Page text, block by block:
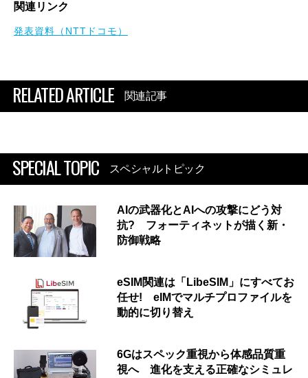
関連リンク
発表資料（NTTドコモ）
RELATED ARTICLE 関連記事
SPECIAL TOPIC スペシャルトピック
AIの武器化とAIへの攻撃にどう対
抗? フォーティネットが描く新・
防御戦略
eSIM関連は「LibeSIM」にすべてお
任せ! eIMでマルチプロファイルを
動的に切り替え
6Gはスペック重視から体感品質重
視へ 進化を支える正確なシミュレ